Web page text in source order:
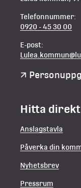
Telefonnummer:
0920 - 45 30 00
E-post:
Hitta direkt
Anslagstavla
Påverka din
Nyhetsbrev
Pressrum